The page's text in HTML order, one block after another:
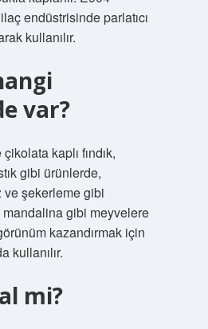
endüstrisinde parlatıcı
kullanılır.
var?
kaplı fındık,
gibi ürünlerde,
ve şekerleme gibi
gibi meyvelere
kazandırmak için
kullanılır.
mi?